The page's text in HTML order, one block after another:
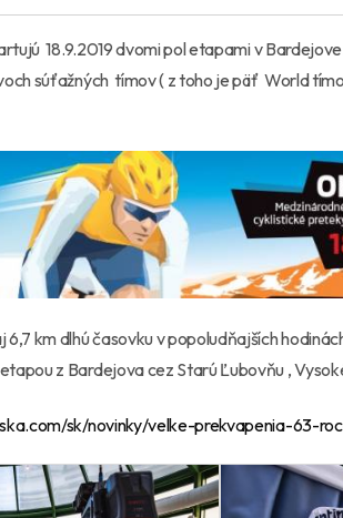
18.9.2019 dvomi pol etapami v
súťažných tímov ( z toho je päť World
6,7 km dlhú časovku v popoludňajších
z Bardejova cez Starú Ľubovňu ,
sk/novinky/velke-prekvapenia-63-